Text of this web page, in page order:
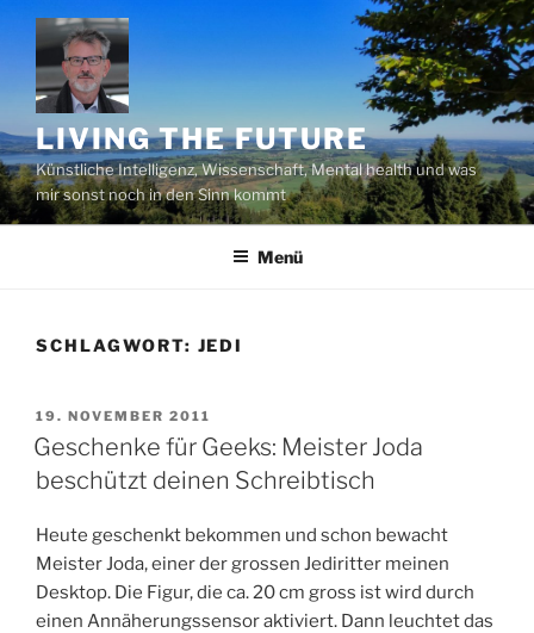
Zum
Inhalt
springen
LIVING THE FUTURE
Künstliche Intelligenz, Wissenschaft, Mental health und was
mir sonst noch in den Sinn kommt
Menü
SCHLAGWORT: JEDI
VERÖFFENTLICHT
AM
19. NOVEMBER 2011
Geschenke für Geeks: Meister Joda
beschützt deinen Schreibtisch
Heute geschenkt bekommen und schon bewacht
Meister Joda, einer der grossen Jediritter meinen
Desktop. Die Figur, die ca. 20 cm gross ist wird durch
einen Annäherungssensor aktiviert. Dann leuchtet das